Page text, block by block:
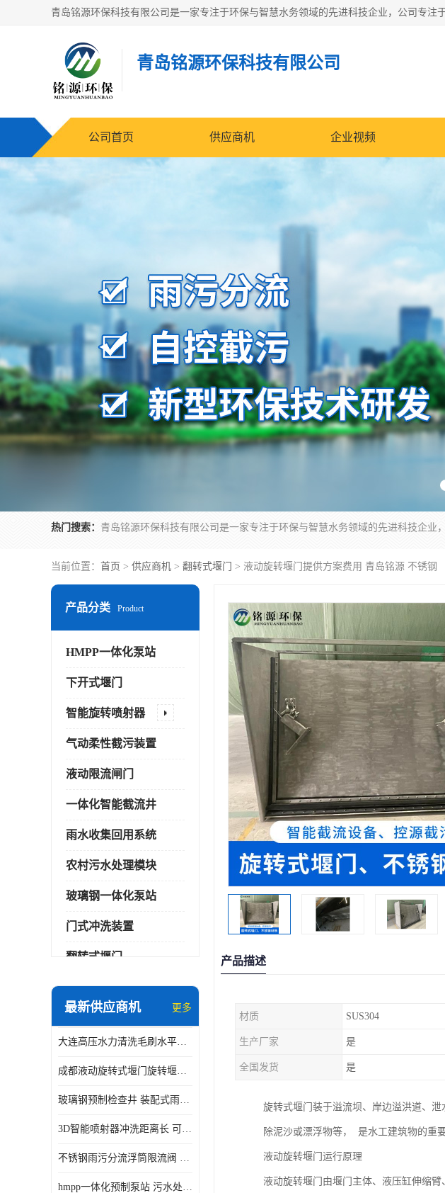
青岛铭源环保科技有限公司
公司首页 供应商机 企业视频
热门搜索：
当前位置： 首页 > 供应商机 > 翻转式堰门 > 液动旋转堰门提供方案费用 青岛铭源 不锈钢
产品分类 Product
HMPP一体化泵站
下开式堰门
智能旋转喷射器
气动柔性截污装置
液动限流闸门
一体化智能截流井
雨水收集回用系统
农村污水处理模块
玻璃钢一体化泵站
门式冲洗装置
翻转式堰门
智能一体化雨水泵站
智能一体化供水泵房
智能一体化净水设备
最新供应商机 更多
大连高压水力清洗毛刷水平自清洁滚刷 水力自动冲洗系统 水力清洗
成都液动旋转式堰门旋转堰门 自动控制 SUS304
玻璃钢预制检查井 装配式雨水污水井 初期弃流井 源头厂家
3D智能喷射器冲洗距离长 可270度旋转 高强度水压远距离喷洗
不锈钢雨污分流浮筒限流阀 DN150-DN1000 品质可信
hmpp一体化预制泵站 污水处理系统 乡镇学校市政排水 厂家供应
产品描述
材质 SUS304
生产厂家 是
全国发货 是
旋转式堰门装于溢流坝、岸边溢洪道、
除泥沙或漂浮物等， 是水工建筑物的重
液动旋转堰门运行原理
液动旋转堰门由堰门主体、液压缸伸缩臂